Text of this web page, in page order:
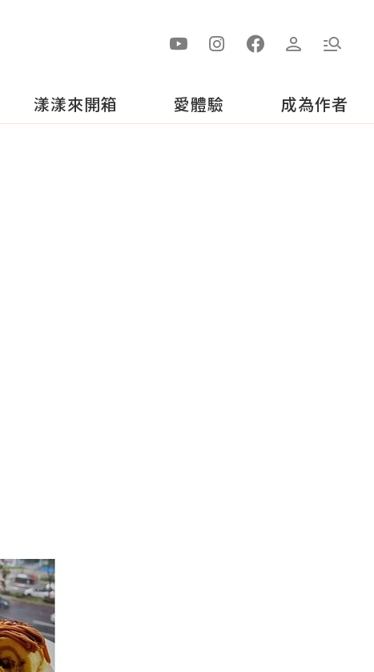
漾漾來開箱 愛體驗 成為作者